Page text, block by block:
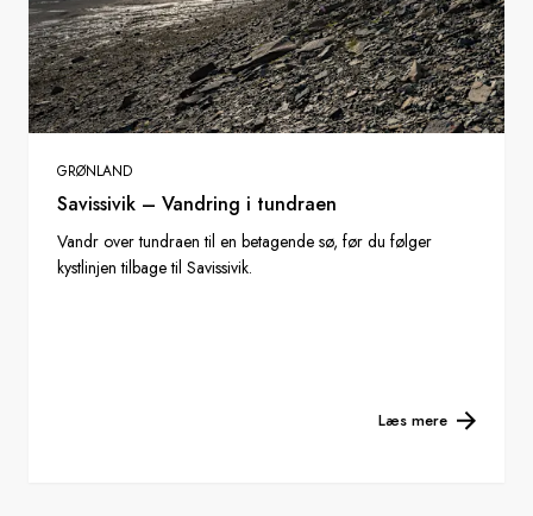
GRØNLAND
Savissivik – Vandring i tundraen
Vandr over tundraen til en betagende sø, før du følger
kystlinjen tilbage til Savissivik.
Læs mere